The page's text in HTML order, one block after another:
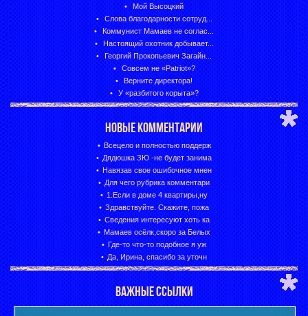
Мой Высоцкий
Слова благодарности сотруд...
Коммунист Мамаев не соглас...
Настоящий охотник добывает...
Георгий Прокопьевич Загайн...
Совсем не «Patriot»?
Верните директора!
У «разбитого корыта»?
НОВЫЕ КОММЕНТАРИИ
Всецело и полностью поддерж
Дядюшка ЗЮ -не будет занима
Навязав свое ошибочное мнен
Для чего рубрика комментари
1.Если в доме 4 квартиры,ну
Здравствуйте. Скажите, пожа
Сведения интересуют хоть ка
Мамаев осёлк,скоро за Белых
Где-то что-то подобное я уж
Да, Ирина, спасибо за уточн
ВАЖНЫЕ ССЫЛКИ